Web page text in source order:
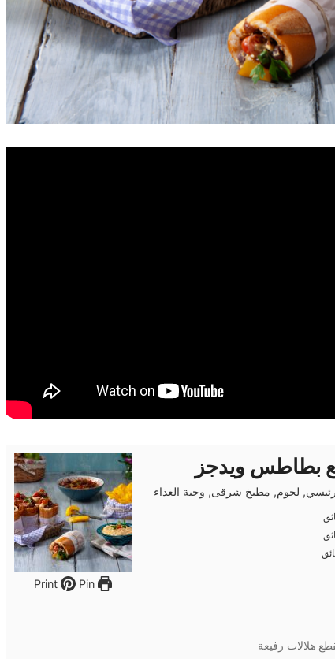
Print
Pin
بطاطس ويدجز
لحوم, مطبخ شرقى, وجبة الغذاء
هلالات رفيعة